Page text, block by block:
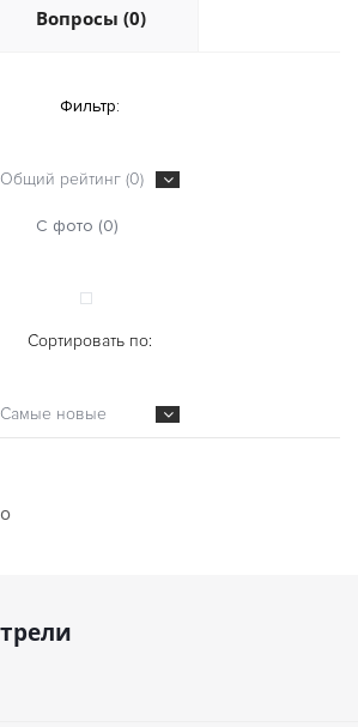
Вопросы (0)
Фильтр:
Общий рейтинг (0)
С фото (0)
Сортировать по:
Самые новые